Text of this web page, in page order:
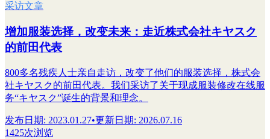
采访文章
增加服装选择，改变未来：走近株式会社キヤスク
的前田代表
800多名残疾人士亲自走访，改变了他们的服装选择，株式会
社キヤスク的前田代表。我们采访了关于现成服装修改在线服
务“キヤスク”诞生的背景和理念。
发布日期: 2023.01.27•更新日期: 2026.07.16
1425次浏览